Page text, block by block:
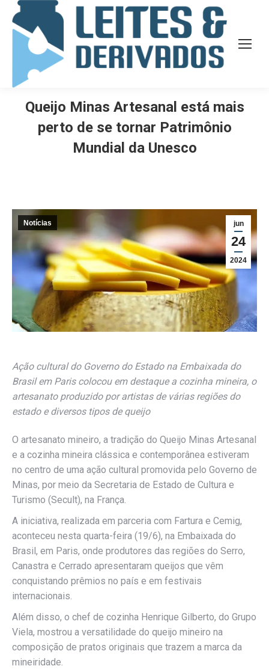
Queijo Minas Artesanal está mais
perto de se tornar Patrimônio
Mundial da Unesco
jun
24
2024
Notícias
Ação cultural do Governo do Estado na Embaixada do
Brasil em Paris colocou em destaque a cozinha mineira, o
artesanato produzido por artistas de várias regiões do
estado e diversos tipos de queijo
O artesanato mineiro, a tradição do Queijo Minas Artesanal
e a cozinha mineira clássica e contemporânea estiveram
no centro de uma ação cultural promovida pelo Governo de
Minas, por meio da Secretaria de Estado de Cultura e
Turismo (Secult), na França.
A iniciativa, realizada em parceria com Fartura e Cemig,
aconteceu nesta quarta-feira (19/6), na Embaixada do
Brasil, em Paris, onde produtores das regiões do Serro,
Canastra e Cerrado apresentaram queijos que vêm
conquistando prêmios no país e em festivais
internacionais.
Além disso, o chef de cozinha Henrique Gilberto, do Grupo
Viela, mostrou a versatilidade do queijo mineiro na
composição de pratos originais que trazem a marca da
mineiridade.